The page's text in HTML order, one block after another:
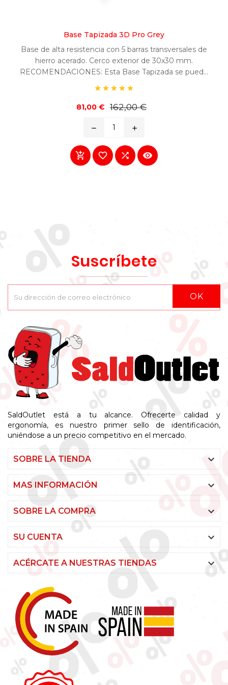
Base Tapizada 3D Pro Grey
Base de alta resistencia con 5 barras transversales de
hierro acerado. Cerco exterior de 30x30 mm.
RECOMENDACIONES: Esta Base Tapizada se puede
utilizar en cualquier tipo de colchón, excepto en los
estos colchones. Los colchones de látex deben de ir en
    
81,00 € 162,00 €
remove add
   
Suscríbete
OK
SaldOutlet está a tu alcance. Ofrecerte calidad y
ergonomía, es nuestro primer sello de identificación,
uniéndose a un precio competitivo en el mercado.
SOBRE LA TIENDA 
MAS INFORMACIÓN 
SOBRE LA COMPRA 
SU CUENTA 
ACÉRCATE A NUESTRAS TIENDAS 